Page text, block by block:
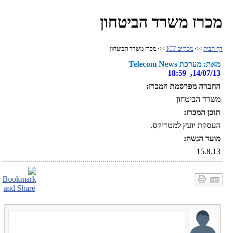
מכרז משרד הביטחון
דף הבית >> מכרזים ICT >> מכרז משרד הביטחון
מאת: מערכת Telecom News
14/07/13, 18:59
החברה מפרסמת המכרז:
משרד הביטחון
תוכן המכרז:
העסקת יועץ למטריקס.
מועד הגשה:
15.8.13